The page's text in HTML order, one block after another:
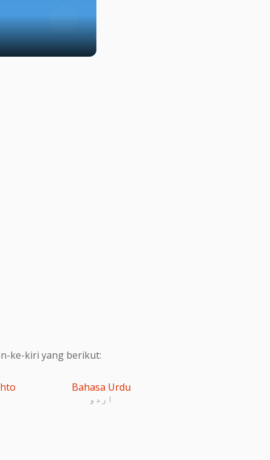
ke-kiri yang berikut:
Bahasa Urdu
اردو